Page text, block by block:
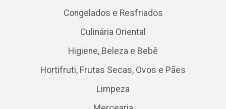
Congelados e Resfriados
Culinária Oriental
Higiene, Beleza e Bebê
Hortifruti, Frutas Secas, Ovos e Pães
Limpeza